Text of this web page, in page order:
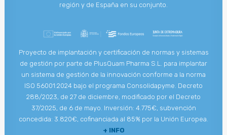
región y de España en su conjunto.
Proyecto de implantación y certificación de normas y sistemas
de gestión por parte de PlusQuam Pharma S.L. para implantar
un sistema de gestión de la innovación conforme a la norma
ISO 56001:2024 bajo el programa Consolidapyme. Decreto
288/2023, de 27 de diciembre, modificado por el Decreto
37/2025, de 6 de mayo. Inversión: 4.775€, subvención
concedida: 3.820€, cofinanciada al 85% por la Unión Europea.
+ INFO